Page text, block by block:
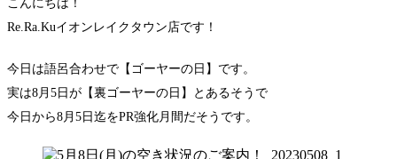
こんにちは！
Re.Ra.Kuイオンレイクタウン店です！
今日は語呂合わせで【ゴーヤーの日】です。
実は8月5日が【裏ゴーヤーの日】とあるそうで
今日から8月5日迄をPR強化月間だそうです。